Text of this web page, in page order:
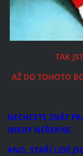
TAK
AŽ DO TOHOTO
NECHCETE ZNÁT
NIKDY NEŘEKNE.
ANO, STAŘÍ LIDÉ